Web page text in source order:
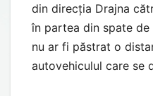
din direcția Drajna
în partea din spate
nu ar fi păstrat o
autovehiculul care se